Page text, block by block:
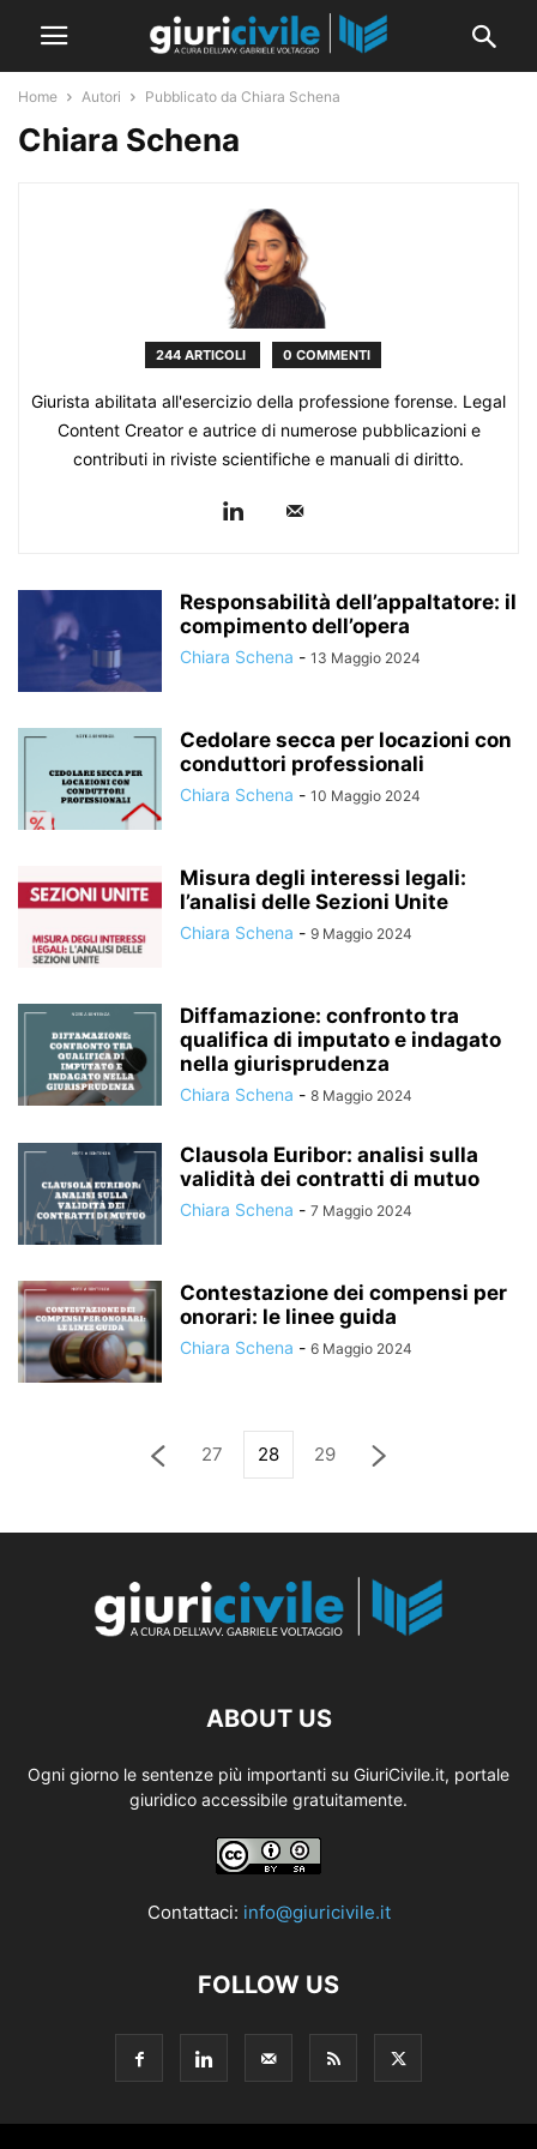
Home Autori Pubblicato da Chiara Schena
Chiara Schena
244 ARTICOLI 0 COMMENTI
Giurista abilitata all'esercizio della professione forense. Legal
Content Creator e autrice di numerose pubblicazioni e
contributi in riviste scientifiche e manuali di diritto.
Responsabilità dell’appaltatore: il
compimento dell’opera
Chiara Schena - 13 Maggio 2024
Cedolare secca per locazioni con
conduttori professionali
Chiara Schena - 10 Maggio 2024
Misura degli interessi legali:
l’analisi delle Sezioni Unite
Chiara Schena - 9 Maggio 2024
Diffamazione: confronto tra
qualifica di imputato e indagato
nella giurisprudenza
Chiara Schena - 8 Maggio 2024
Clausola Euribor: analisi sulla
validità dei contratti di mutuo
Chiara Schena - 7 Maggio 2024
Contestazione dei compensi per
onorari: le linee guida
Chiara Schena - 6 Maggio 2024
27 28 29
ABOUT US
Ogni giorno le sentenze più importanti su GiuriCivile.it, portale
giuridico accessibile gratuitamente.
Contattaci: info@giuricivile.it
FOLLOW US